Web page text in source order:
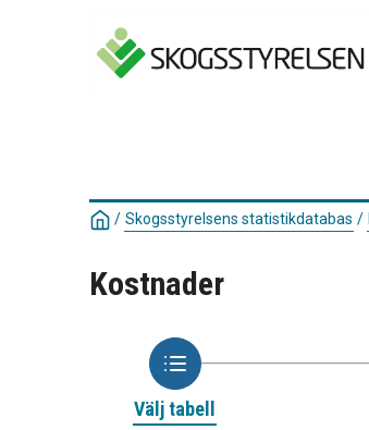
/ Skogsstyrelsens statistikdatabas /
Kostnader
Välj tabell